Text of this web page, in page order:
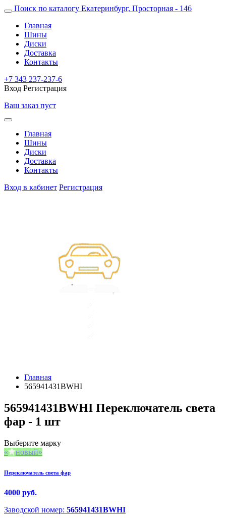
Поиск по каталогу Екатеринбург, Просторная - 146
Главная
Шины
Диски
Доставка
Контакты
+7 343 237-237-6
Вход Регистрация
Ваш заказ пуст
Главная
Шины
Диски
Доставка
Контакты
Вход в кабинет Регистрация
Главная
565941431BWHI
565941431BWHI Переключатель света
фар - 1 шт
Выберите марку
новый
Переключатель света фар
4000 руб.
Заводской номер: 565941431BWHI